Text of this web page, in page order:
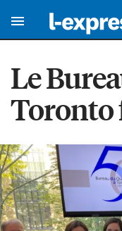
Le
Toronto